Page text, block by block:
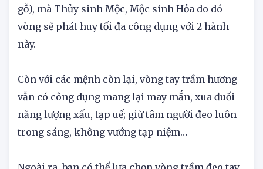
hành.Vòng trầm thuộc hành Mộc(được làm từ
gỗ), mà Thủy sinh Mộc, Mộc sinh Hỏa do dó
vòng sẽ phát huy tối đa công dụng với 2 hành
Còn với các mệnh còn lại, vòng tay trầm hương
vẫn có công dụng mang lại may mắn, xua đuổi
năng lượng xấu, tạp uế; giữ tâm người đeo luôn